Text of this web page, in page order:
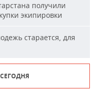
получили
экипировки
старается, для